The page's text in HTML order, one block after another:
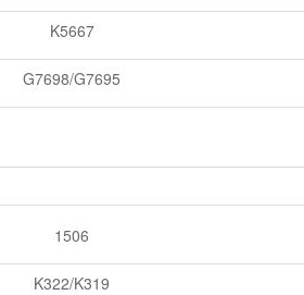
K5667
G7698/G7695
1506
K322/K319